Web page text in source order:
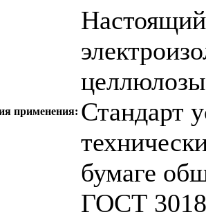
применения:
Настоящий
Стандарт
бумаге
ГОСТ